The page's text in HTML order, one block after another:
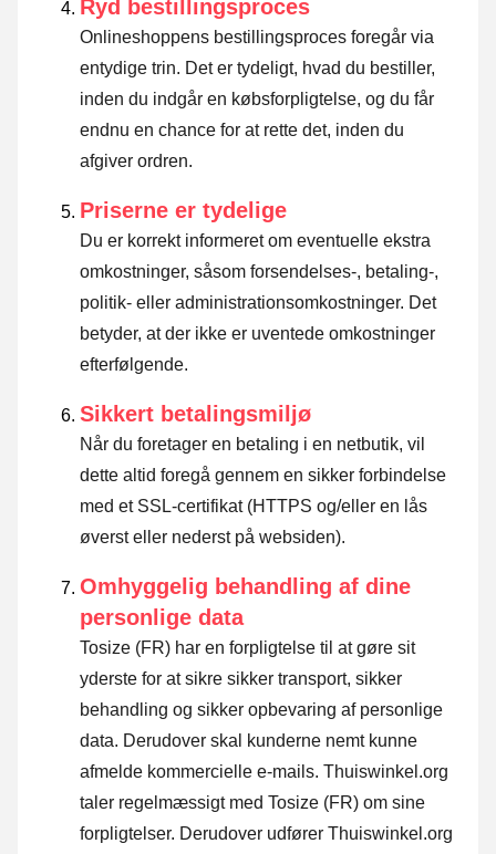
Ryd bestillingsproces
Onlineshoppens bestillingsproces foregår via
entydige trin. Det er tydeligt, hvad du bestiller,
inden du indgår en købsforpligtelse, og du får
endnu en chance for at rette det, inden du
afgiver ordren.
Priserne er tydelige
Du er korrekt informeret om eventuelle ekstra
omkostninger, såsom forsendelses-, betaling-,
politik- eller administrationsomkostninger. Det
betyder, at der ikke er uventede omkostninger
efterfølgende.
Sikkert betalingsmiljø
Når du foretager en betaling i en netbutik, vil
dette altid foregå gennem en sikker forbindelse
med et SSL-certifikat (HTTPS og/eller en lås
øverst eller nederst på websiden).
Omhyggelig behandling af dine
personlige data
Tosize (FR) har en forpligtelse til at gøre sit
yderste for at sikre sikker transport, sikker
behandling og sikker opbevaring af personlige
data. Derudover skal kunderne nemt kunne
afmelde kommercielle e-mails. Thuiswinkel.org
taler regelmæssigt med Tosize (FR) om sine
forpligtelser. Derudover udfører Thuiswinkel.org